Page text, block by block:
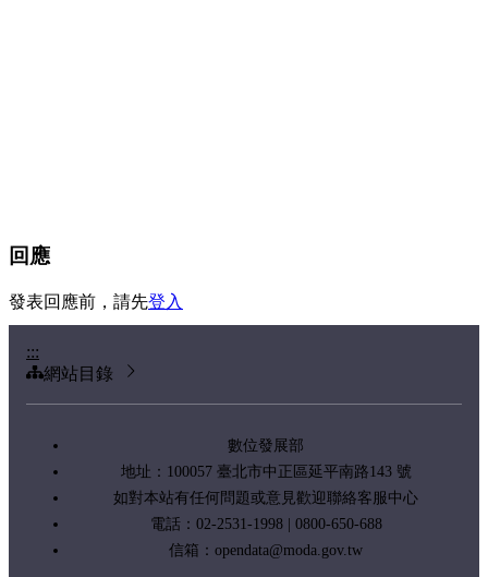
回應
發表回應前，請先登入
:::
網站目錄
數位發展部
地址：100057 臺北市中正區延平南路143 號
如對本站有任何問題或意見歡迎聯絡客服中心
電話：02-2531-1998 | 0800-650-688
信箱： opendata@moda.gov.tw